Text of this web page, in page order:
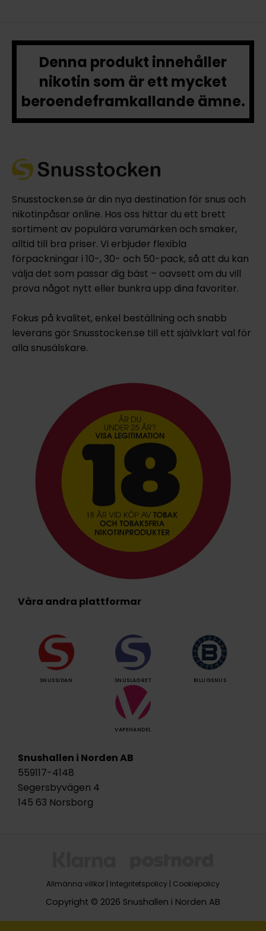
Denna produkt innehåller
nikotin som är ett mycket
beroendeframkallande ämne.
Snusstocken.se är din nya destination för snus och
nikotinpåsar online. Hos oss hittar du ett brett
sortiment av populära varumärken och smaker,
alltid till bra priser. Vi erbjuder flexibla
förpackningar i 10-, 30- och 50-pack, så att du kan
välja det som passar dig bäst – oavsett om du vill
prova något nytt eller bunkra upp dina favoriter.
Fokus på kvalitet, enkel beställning och snabb
leverans gör Snusstocken.se till ett självklart val för
alla snusälskare.
Våra andra plattformar
SNUSSIDAN SNUSLAGRET BILLIGSNUS
VAPEHANDEL
Snushallen i Norden AB
559117-4148
Segersbyvägen 4
145 63 Norsborg
Allmänna villkor | Integritetspolicy | Cookiepolicy
Copyright © 2026 Snushallen i Norden AB